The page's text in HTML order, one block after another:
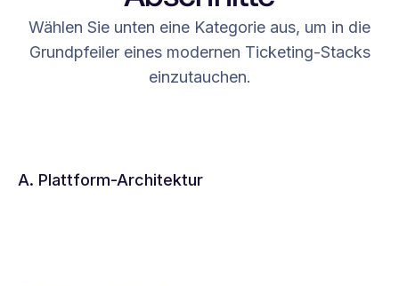
Wählen Sie unten eine Kategorie aus, um in die
Grundpfeiler eines modernen Ticketing-Stacks
einzutauchen.
A. Plattform-Architektur